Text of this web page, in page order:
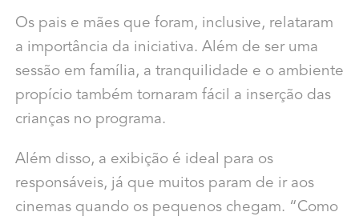
Os pais e mães que foram, inclusive, relataram
a importância da iniciativa. Além de ser uma
sessão em família, a tranquilidade e o ambiente
propício também tornaram fácil a inserção das
crianças no programa.
Além disso, a exibição é ideal para os
responsáveis, já que muitos param de ir aos
cinemas quando os pequenos chegam. “Como